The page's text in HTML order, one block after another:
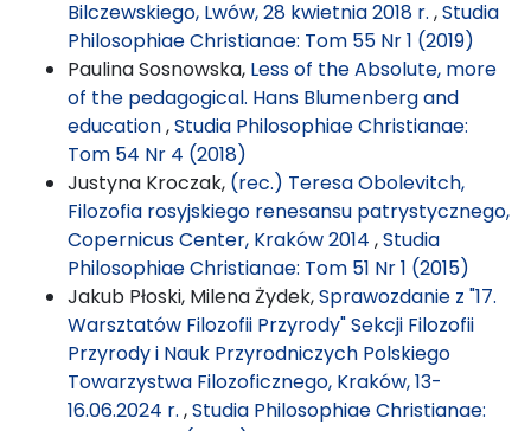
Bilczewskiego, Lwów, 28 kwietnia 2018 r. ,Studia
Philosophiae Christianae: Tom 55 Nr 1 (2019)
Paulina Sosnowska, Less of the Absolute, more
of the pedagogical. Hans Blumenberg and
education,Studia Philosophiae Christianae:
Tom 54 Nr 4 (2018)
Justyna Kroczak, (rec.) Teresa Obolevitch,
Filozofia rosyjskiego renesansu patrystycznego,
Copernicus Center, Kraków 2014 ,Studia
Philosophiae Christianae: Tom 51 Nr 1 (2015)
Jakub Płoski, Milena Żydek,Sprawozdanie z "17.
Warsztatów Filozofii Przyrody" Sekcji Filozofii
Przyrody i Nauk Przyrodniczych Polskiego
Towarzystwa Filozoficznego, Kraków, 13-
16.06.2024 r. ,Studia Philosophiae Christianae: